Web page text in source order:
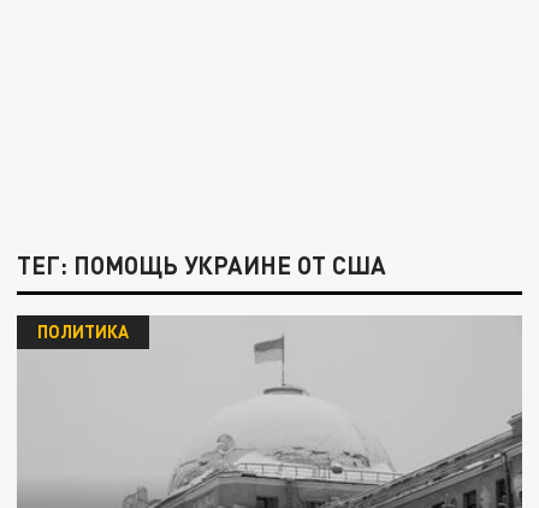
ТЕГ: ПОМОЩЬ УКРАИНЕ ОТ США
ПОЛИТИКА